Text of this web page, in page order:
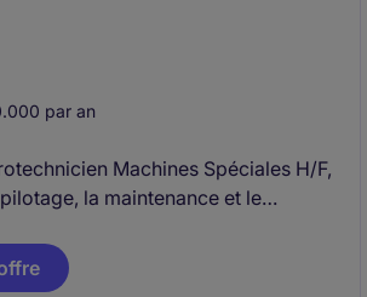
par an
Machines Spéciales H/F,
la maintenance et le